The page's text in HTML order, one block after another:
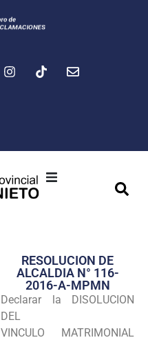
Transparencia
Seguridad
Programas
RESOLUCION DE
ALCALDIA N° 116-
2016-A-MPMN
Declarar la DISOLUCION
DEL
VINCULO MATRIMONIAL